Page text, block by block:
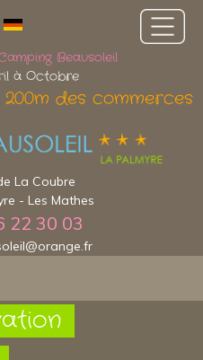
Beausoleil
à Octobre
des commerces
La Coubre
- Les Mathes
22 30 03